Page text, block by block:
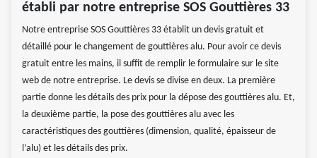
établi par notre entreprise SOS Gouttières 33
Notre entreprise SOS Gouttières 33 établit un devis gratuit et
détaillé pour le changement de gouttières alu. Pour avoir ce devis
gratuit entre les mains, il suffit de remplir le formulaire sur le site
web de notre entreprise. Le devis se divise en deux. La première
partie donne les détails des prix pour la dépose des gouttières alu. Et,
la deuxième partie, la pose des gouttières alu avec les
caractéristiques des gouttières (dimension, qualité, épaisseur de
l’alu) et les détails des prix.